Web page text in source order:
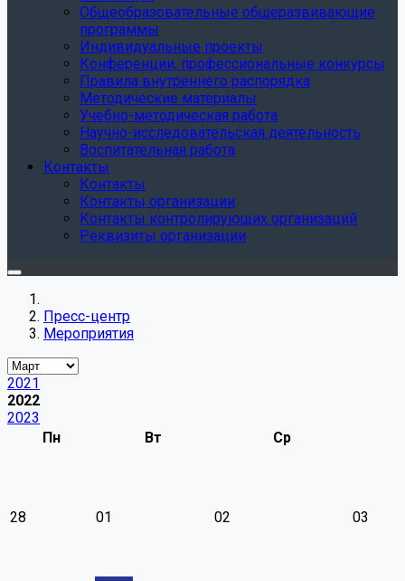
Общеобразовательные общеразвивающие
программы
Индивидуальные проекты
Конференции, профессиональные конкурсы
Правила внутреннего распорядка
Методические материалы
Учебно-методическая работа
Научно-исследовательская деятельность
Воспитательная работа
Контакты
Контакты
Контакты организации
Контакты контролирующих организаций
Реквизиты организации
Пресс-центр
Мероприятия
2021
2022
2023
Пн
Вт Ср
28 01 02 03